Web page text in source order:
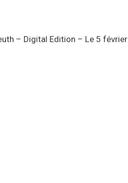
– Digital Edition – Le 5 février